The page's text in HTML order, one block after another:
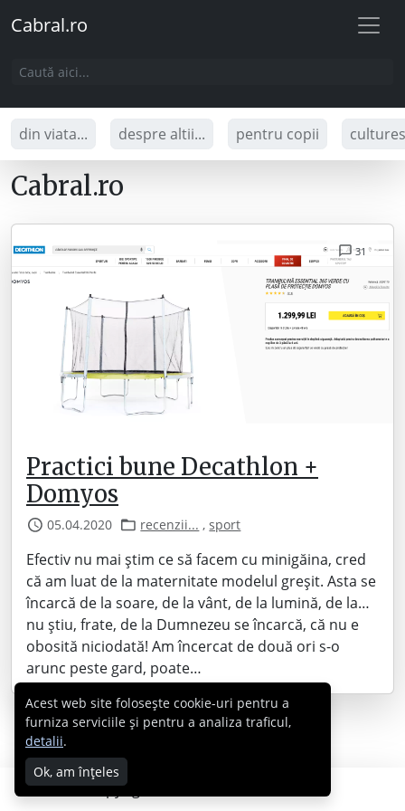
Cabral.ro
din viata... despre altii... pentru copii
Cabral.ro
31
Practici bune Decathlon +
Domyos
05.04.2020 recenzii... ,sport
Efectiv nu mai știm ce să facem cu minigăina, cred
că am luat de la maternitate modelul greșit. Asta se
încarcă de la soare, de la vânt, de la lumină, de la…
nu știu, frate, de la Dumnezeu se încarcă, că nu e
obosită niciodată! Am încercat de două ori s-o
arunc peste gard, poate…
Copyright © 2007 - 2026 Cabral.ro
Acest web site folosește cookie-uri pentru a
furniza serviciile și pentru a analiza traficul,
detalii.
Ok, am înțeles